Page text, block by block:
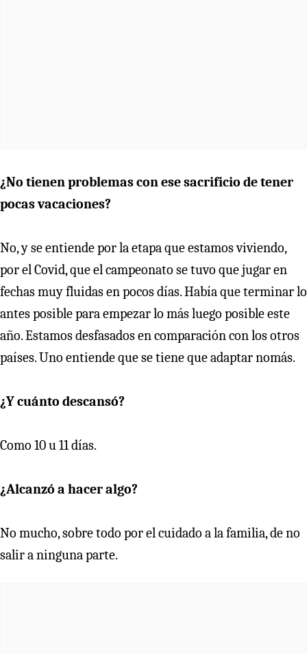
¿No tienen problemas con ese sacrificio de tener
pocas vacaciones?
No, y se entiende por la etapa que estamos viviendo,
por el Covid, que el campeonato se tuvo que jugar en
fechas muy fluidas en pocos días. Había que terminar lo
antes posible para empezar lo más luego posible este
año. Estamos desfasados en comparación con los otros
países. Uno entiende que se tiene que adaptar nomás.
¿Y cuánto descansó?
Como 10 u 11 días.
¿Alcanzó a hacer algo?
No mucho, sobre todo por el cuidado a la familia, de no
salir a ninguna parte.